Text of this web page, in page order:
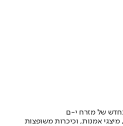
של מזרח י-ם
אמנות, וכיכרות משופצות